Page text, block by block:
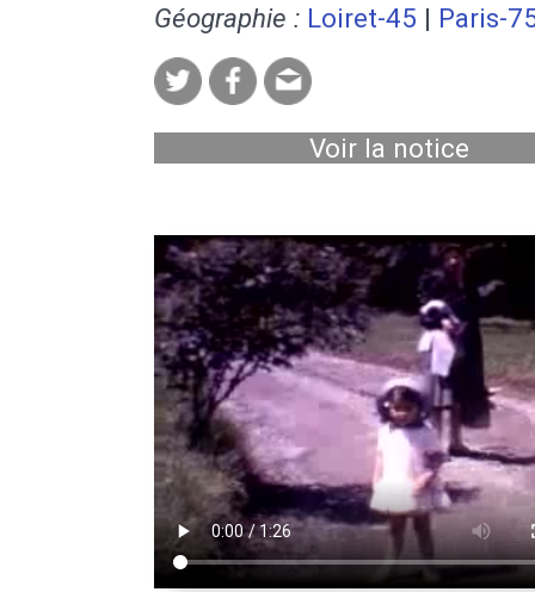
Géographie : Loiret-45 | Paris-
Voir la notice